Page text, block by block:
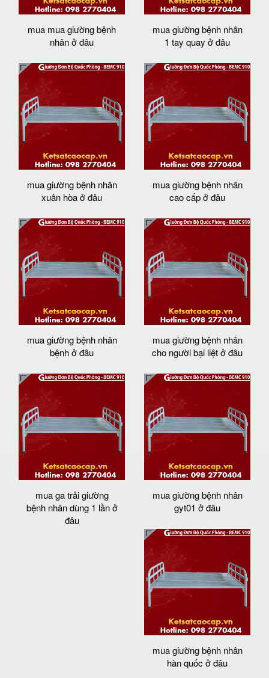
mua mua giường bệnh
nhân ở đâu
mua giường bệnh nhân
1 tay quay ở đâu
mua giường bệnh nhân
xuân hòa ở đâu
mua giường bệnh nhân
cao cấp ở đâu
mua giường bệnh nhân
bệnh ở đâu
mua giường bệnh nhân
cho người bại liệt ở đâu
mua ga trải giường
bệnh nhân dùng 1 lần ở
đâu
mua giường bệnh nhân
gyt01 ở đâu
mua giường bệnh nhân
hàn quốc ở đâu